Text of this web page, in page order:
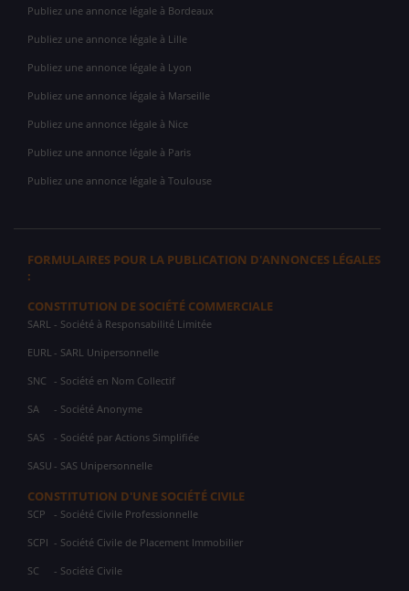
Publiez une annonce légale à Bordeaux
Publiez une annonce légale à Lille
Publiez une annonce légale à Lyon
Publiez une annonce légale à Marseille
Publiez une annonce légale à Nice
Publiez une annonce légale à Paris
Publiez une annonce légale à Toulouse
FORMULAIRES POUR LA PUBLICATION D'ANNONCES LÉGALES
:
CONSTITUTION DE SOCIÉTÉ COMMERCIALE
SARL - Société à Responsabilité Limitée
EURL - SARL Unipersonnelle
SNC - Société en Nom Collectif
SA - Société Anonyme
SAS - Société par Actions Simplifiée
SASU - SAS Unipersonnelle
CONSTITUTION D'UNE SOCIÉTÉ CIVILE
SCP - Société Civile Professionnelle
SCPI - Société Civile de Placement Immobilier
SC - Société Civile